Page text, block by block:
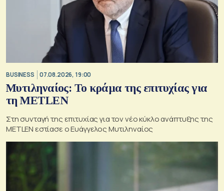
BUSINESS 07.08.2026, 19:00
Μυτιληναίος: Το κράμα της επιτυχίας για
τη METLEN
Στη συνταγή της επιτυχίας για τον νέο κύκλο ανάπτυξης της
METLEN εστίασε ο Ευάγγελος Μυτιληναίος